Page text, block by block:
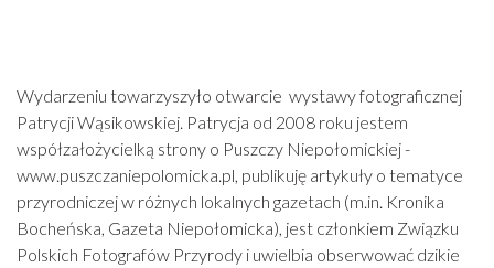
Wydarzeniu towarzyszyło otwarcie wystawy fotograficznej
Patrycji Wąsikowskiej. Patrycja od 2008 roku jestem
współzałożycielką strony o Puszczy Niepołomickiej -
www.puszczaniepolomicka.pl, publikuję artykuły o tematyce
przyrodniczej w różnych lokalnych gazetach (m.in. Kronika
Bocheńska, Gazeta Niepołomicka), jest członkiem Związku
Polskich Fotografów Przyrody i uwielbia obserwować dzikie